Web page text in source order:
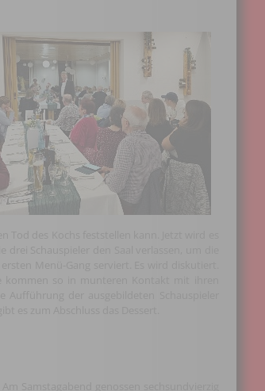
des Kochs feststellen kann. Jetzt wird es
Schauspieler den Saal verlassen, um die
Menü-Gang serviert. Es wird diskutiert.
kommen so in munteren Kontakt mit ihren
der ausgebildeten Schauspieler
es zum Abschluss das Dessert.